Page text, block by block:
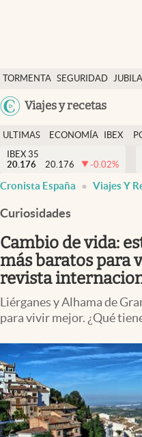
TORMENTA SEGURIDAD
Viajes y recetas
Economía y finanzas
Política
Actualidad
Criptomonedas
España
ULTIMAS
NOTICIAS
ECONOMÍA
FINANZAS
IBEX
EURO
IBEX 35
20.176
20.176 -0.02%
Cronista España Viajes Y
Curiosidades
Cambio de vida:
más baratos para
revista
Liérganes y Alhama de
para vivir mejor. ¿Qué